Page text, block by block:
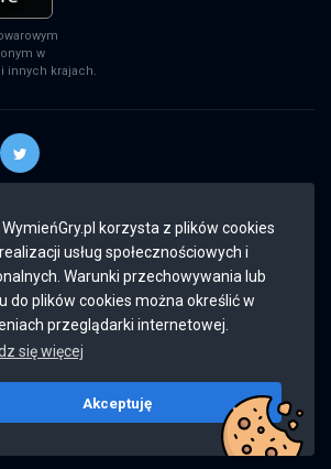
korzysta z plików cookies
usług społecznościowych i
Warunki przechowywania lub
do plików cookies można określić w
przeglądarki internetowej.
się więcej
Akceptuję
w
innych krajach.
ogłoszenie
konta
2026
Wszystkie prawa
v2.8.4